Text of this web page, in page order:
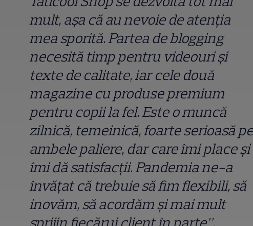
mult, așa că au nevoie de atenția
mea sporită. Partea de blogging
necesită timp pentru videouri și
texte de calitate, iar cele două
magazine cu produse premium
pentru copii la fel. Este o muncă
zilnică, temeinică, foarte serioasă pe
ambele paliere, dar care îmi place și
îmi dă satisfacții. Pandemia ne-a
învățat că trebuie să fim flexibili, să
inovăm, să acordăm și mai mult